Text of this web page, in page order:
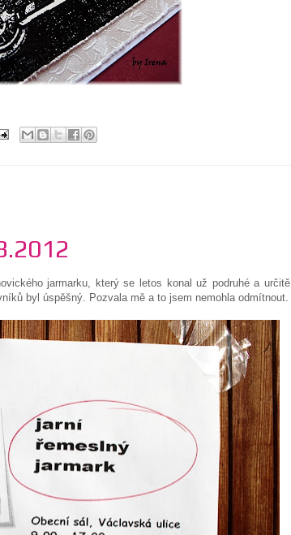
jarmarku, který se letos konal už podruhé a určitě
byl úspěšný. Pozvala mě a to jsem nemohla odmítnout.